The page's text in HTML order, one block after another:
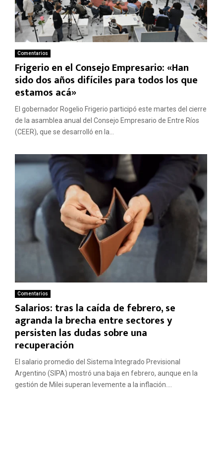
Comentarios
Frigerio en el Consejo Empresario: «Han
sido dos años difíciles para todos los que
estamos acá»
El gobernador Rogelio Frigerio participó este martes del cierre
de la asamblea anual del Consejo Empresario de Entre Ríos
(CEER), que se desarrolló en la...
Comentarios
Salarios: tras la caída de febrero, se
agranda la brecha entre sectores y
persisten las dudas sobre una
recuperación
El salario promedio del Sistema Integrado Previsional
Argentino (SIPA) mostró una baja en febrero, aunque en la
gestión de Milei superan levemente a la inflación....